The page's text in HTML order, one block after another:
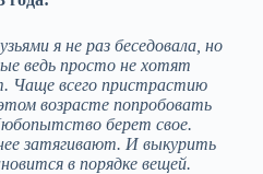
я не раз беседовала, но
ведь просто не хотят
Чаще всего пристрастию
возрасте попробовать
берет свое.
затягивают. И выкурить
в порядке вещей.